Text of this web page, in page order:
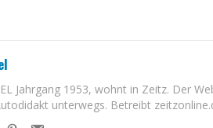
Jahrgang 1953, wohnt in Zeitz. Der
unterwegs. Betreibt